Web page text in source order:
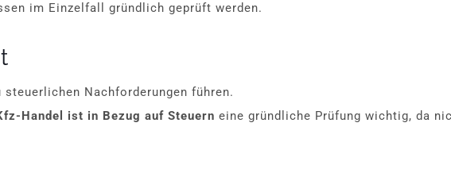
im Einzelfall gründlich geprüft werden.
steuerlichen Nachforderungen führen.
Handel ist in Bezug auf Steuern eine gründliche Prüfung wichtig, da